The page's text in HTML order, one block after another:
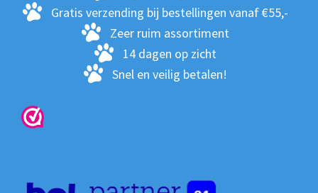
Gratis verzending bij bestellingen vanaf €55,-
Zeer ruim assortiment
14 dagen op zicht
Snel en veilig betalen!